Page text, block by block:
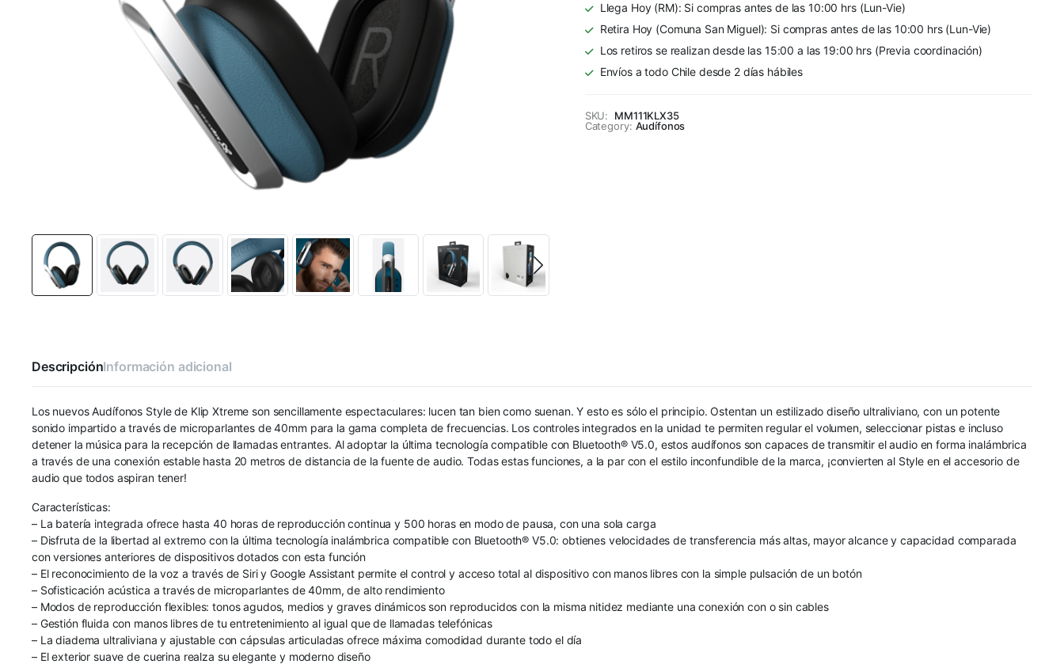
KWH-
750BL
Azul
quantity
Llega Hoy (RM): Si compras antes de las 10:00 hrs (Lun-Vie)
Retira Hoy (Comuna San Miguel): Si compras antes de las 10:00 hrs (Lun-Vie)
Los retiros se realizan desde las 15:00 a las 19:00 hrs (Previa coordinación)
Envíos a todo Chile desde 2 días hábiles
SKU:
MM111KLX35
Category: Audífonos
DescripciónInformación adicional
Los nuevos Audífonos Style de Klip Xtreme son sencillamente espectaculares: lucen tan bien como suenan. Y esto es sólo el principio. Ostentan un estilizado diseño ultraliviano, con un potente
sonido impartido a través de microparlantes de 40mm para la gama completa de frecuencias. Los controles integrados en la unidad te permiten regular el volumen, seleccionar pistas e incluso
detener la música para la recepción de llamadas entrantes. Al adoptar la última tecnología compatible con Bluetooth® V5.0, estos audífonos son capaces de transmitir el audio en forma inalámbrica
a través de una conexión estable hasta 20 metros de distancia de la fuente de audio. Todas estas funciones, a la par con el estilo inconfundible de la marca, ¡convierten al Style en el accesorio de
audio que todos aspiran tener!
Características:
– La batería integrada ofrece hasta 40 horas de reproducción continua y 500 horas en modo de pausa, con una sola carga
– Disfruta de la libertad al extremo con la última tecnología inalámbrica compatible con Bluetooth® V5.0: obtienes velocidades de transferencia más altas, mayor alcance y capacidad comparada
con versiones anteriores de dispositivos dotados con esta función
– El reconocimiento de la voz a través de Siri y Google Assistant permite el control y acceso total al dispositivo con manos libres con la simple pulsación de un botón
– Sofisticación acústica a través de microparlantes de 40mm, de alto rendimiento
– Modos de reproducción flexibles: tonos agudos, medios y graves dinámicos son reproducidos con la misma nitidez mediante una conexión con o sin cables
– Gestión fluida con manos libres de tu entretenimiento al igual que de llamadas telefónicas
– La diadema ultraliviana y ajustable con cápsulas articuladas ofrece máxima comodidad durante todo el día
– El exterior suave de cuerina realza su elegante y moderno diseño